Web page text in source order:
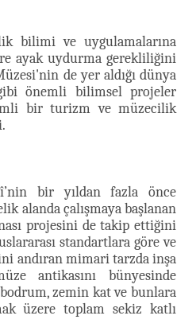
bilimi ve uygulamalarına
ayak uydurma gerekliliğini
de yer aldığı dünya
önemli bilimsel projeler
bir turizm ve müzecilik
bir yıldan fazla önce
alanda çalışmaya başlanan
projesini de takip ettiğini
standartlara göre ve
andıran mimari tarzda inşa
antikasını bünyesinde
zemin kat ve bunlara
üzere toplam sekiz katlı